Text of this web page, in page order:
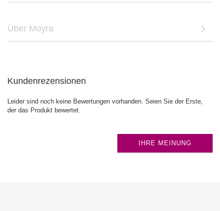
Über Moyra
Kundenrezensionen
Leider sind noch keine Bewertungen vorhanden. Seien Sie der Erste,
der das Produkt bewertet.
IHRE MEINUNG